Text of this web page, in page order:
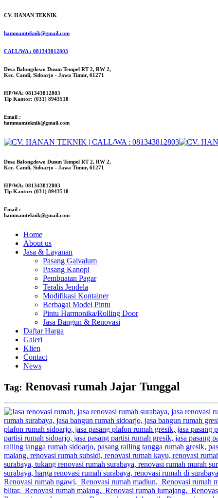
CV. HANAN TEKNIK
hammamteknik@gmail.com
CALL/WA : 081343812803
Desa Balongdowo Dusun Tempel RT 2, RW 2,
Kec. Candi, Sidoarjo - Jawa Timur, 61271
HP/WA: 081343812803
Tlp Kantor: (031) 8943518
Email :
hammamteknik@gmail.com
Desa Balongdowo Dusun Tempel RT 2, RW 2,
Kec. Candi, Sidoarjo - Jawa Timur, 61271
HP/WA: 081343812803
Tlp Kantor: (031) 8943518
Email :
hammamteknik@gmail.com
Home
About us
Jasa & Layanan
Pasang Galvalum
Pasang Kanopi
Pembuatan Pagar
Teralis Jendela
Modifikasi Kontainer
Berbagai Model Pintu
Pintu Harmonika/Rolling Door
Jasa Bangun & Renovasi
Daftar Harga
Galeri
Klien
Contact
News
Tag: Renovasi rumah Jajar Tunggal